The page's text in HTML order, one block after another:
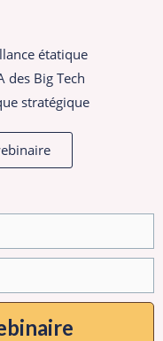
étatique
des Big Tech
stratégique